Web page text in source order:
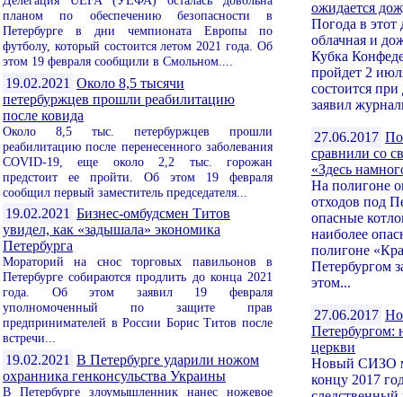
планом по обеспечению безопасности в
Петербурге в дни чемпионата Европы по
футболу, который состоится летом 2021 года. Об
этом 19 февраля сообщили в Смольном....
19.02.2021 Около 8,5 тысячи
петербуржцев прошли реабилитацию
после ковида
Около 8,5 тыс. петербуржцев прошли
реабилитацию после перенесенного заболевания
COVID-19, еще около 2,2 тыс. горожан
предстоит ее пройти. Об этом 19 февраля
сообщил первый заместитель председателя...
19.02.2021 Бизнес-омбудсмен Титов
увидел, как «задышала» экономика
Петербурга
Мораторий на снос торговых павильонов в
Петербурге собираются продлить до конца 2021
года. Об этом заявил 19 февраля
уполномоченный по защите прав
предпринимателей в России Борис Титов после
встречи...
19.02.2021 В Петербурге ударили ножом
охранника генконсульства Украины
В Петербурге злоумышленник нанес ножевое
ожидается
Погода в этот
облачная и
Кубка
пройдет 2
состоится
заявил
27.06.2017
сравнили со
«Здесь
На полигоне
отходов под
опасные
наиболее
полигоне
Петербургом
этом...
27.06.2017
Петербургом:
церкви
Новый СИЗО
концу 2017